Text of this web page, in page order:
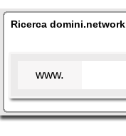
Ricerca domini.network
www.